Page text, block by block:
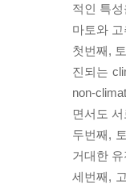
적인 특
마토와
첫번째,
진되는
non-
면서도
두번째,
거대한
세번째,